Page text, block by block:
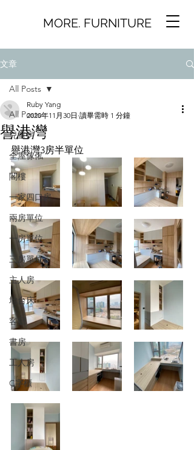
MORE. FURNITURE
文章
All Posts
兒童房
全屋傢俬
閣樓
一家四口房
兩房單位
一房單位
三房單位
主人房
地台床
客廳
書房
工人房
C字櫃
All Posts
譽港灣
Ruby Yang
2020年11月30日 讀畢需時 1 分鐘
譽港灣3房半單位